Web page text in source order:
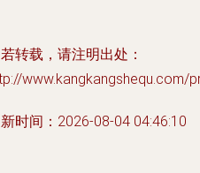
转载，请注明出处：
www.kangkangshequ.com/
时间：2026-08-04 04:46:10